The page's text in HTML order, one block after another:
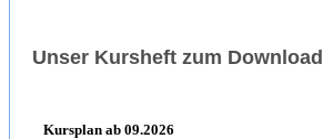
Unser Kursheft zum Download
Kursplan ab 09.2026